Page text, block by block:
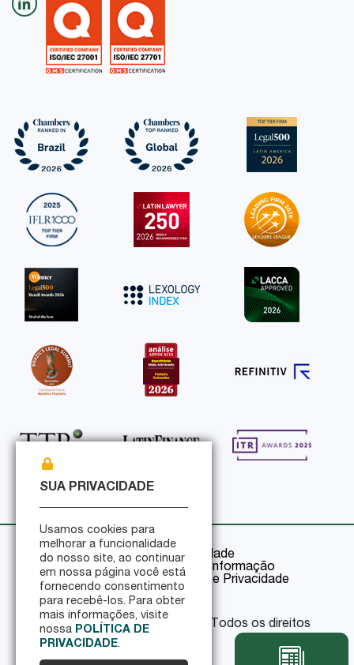
Política de Privacidade
Política de Segurança da Informação
Certificações de Segurança e Privacidade
© 2026 Pinheiro Guimarães - Todos os direitos
SUA PRIVACIDADE
Usamos cookies para
melhorar a funcionalidade
do nosso site, ao continuar
em nossa página você está
fornecendo consentimento
para recebê-los. Para obter
mais informações, visite
nossa POLÍTICA DE
PRIVACIDADE.